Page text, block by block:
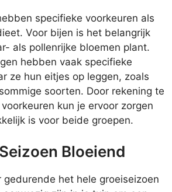
specifieke voorkeuren als
Voor bijen is het belangrijk
als pollenrijke bloemen plant.
hebben vaak specifieke
ze hun eitjes op leggen, zoals
soorten. Door rekening te
kun je ervoor zorgen
is voor beide groepen.
Bloeiend
gedurende het hele groeiseizoen